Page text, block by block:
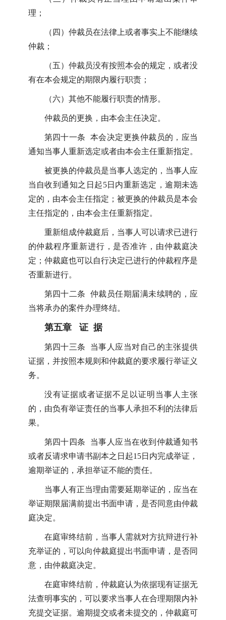
理；
（四）仲裁员在法律上或者事实上不能继续
仲裁；
（五）仲裁员没有按照本会的规定，或者没
有在本会规定的期限内履行职责；
（六）其他不能履行职责的情形。
仲裁员的更换，由本会主任决定。
第四十一条 本会决定更换仲裁员的，应当
通知当事人重新选定或者由本会主任重新指定。
被更换的仲裁员是当事人选定的，当事人应
当自收到通知之日起5日内重新选定，逾期未选
定的，由本会主任指定；被更换的仲裁员是本会
主任指定的，由本会主任重新指定。
重新组成仲裁庭后，当事人可以请求已进行
的仲裁程序重新进行，是否准许，由仲裁庭决
定；仲裁庭也可以自行决定已进行的仲裁程序是
否重新进行。
第四十二条 仲裁员任期届满未续聘的，应
当将承办的案件办理终结。
第五章 证 据
第四十三条 当事人应当对自己的主张提供
证据，并按照本规则和仲裁庭的要求履行举证义
务。
没有证据或者证据不足以证明当事人主张
的，由负有举证责任的当事人承担不利的法律后
果。
第四十四条 当事人应当在收到仲裁通知书
或者反请求申请书副本之日起15日内完成举证，
逾期举证的，承担举证不能的责任。
当事人有正当理由需要延期举证的，应当在
举证期限届满前提出书面申请，是否同意由仲裁
庭决定。
在庭审终结前，当事人需就对方抗辩进行补
充举证的，可以向仲裁庭提出书面申请，是否同
意，由仲裁庭决定。
在庭审终结前，仲裁庭认为依据现有证据无
法查明事实的，可以要求当事人在合理期限内补
充提交证据。逾期提交或者未提交的，仲裁庭可